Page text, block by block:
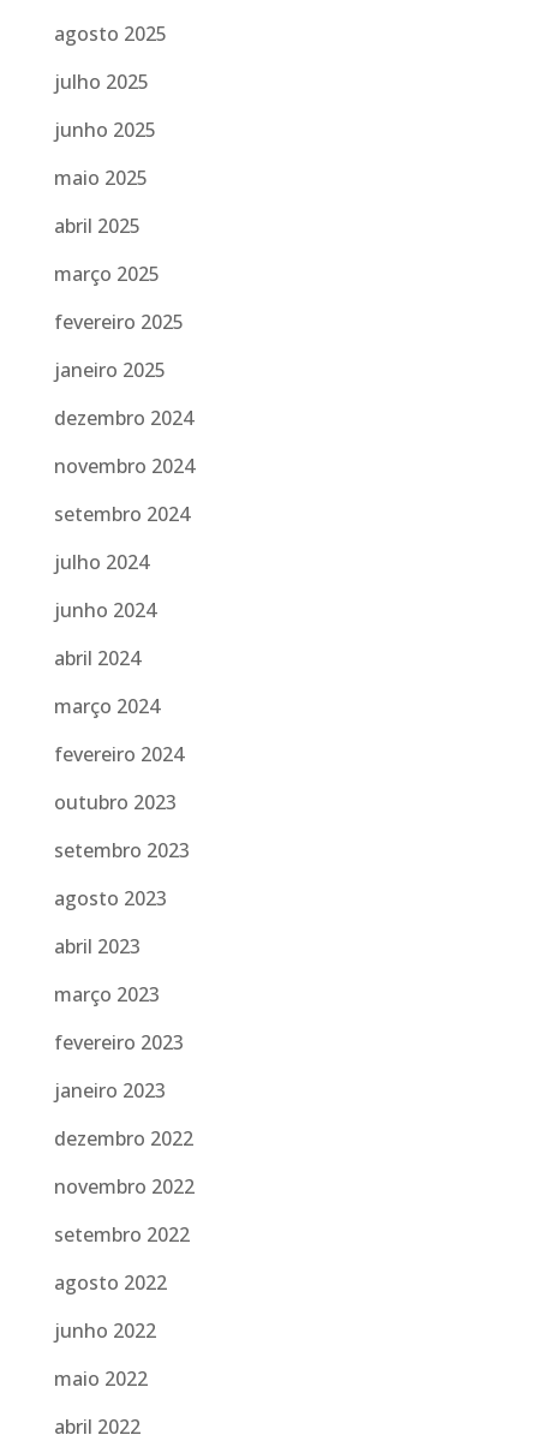
agosto 2025
julho 2025
junho 2025
maio 2025
abril 2025
março 2025
fevereiro 2025
janeiro 2025
dezembro 2024
novembro 2024
setembro 2024
julho 2024
junho 2024
abril 2024
março 2024
fevereiro 2024
outubro 2023
setembro 2023
agosto 2023
abril 2023
março 2023
fevereiro 2023
janeiro 2023
dezembro 2022
novembro 2022
setembro 2022
agosto 2022
junho 2022
maio 2022
abril 2022